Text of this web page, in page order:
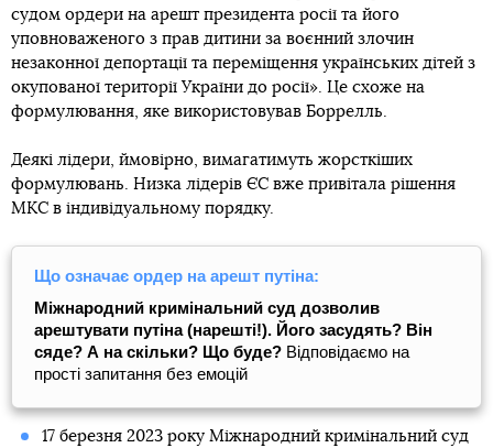
судом ордери на арешт президента росії та його
уповноваженого з прав дитини за воєнний злочин
незаконної депортації та переміщення українських дітей з
окупованої території України до росії». Це схоже на
формулювання, яке використовував Боррелль.
Деякі лідери, ймовірно, вимагатимуть жорсткіших
формулювань. Низка лідерів ЄС вже привітала рішення
МКС в індивідуальному порядку.
Що означає ордер на арешт путіна:
Міжнародний кримінальний суд дозволив
арештувати путіна (нарешті!). Його засудять? Він
сяде? А на скільки? Що буде? Відповідаємо на
прості запитання без емоцій
17 березня 2023 року Міжнародний кримінальний суд